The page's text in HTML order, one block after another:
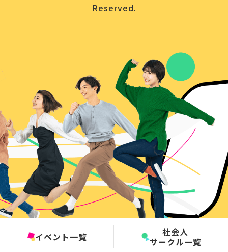
イベント一覧
社会人
サークル一覧
Reserved.